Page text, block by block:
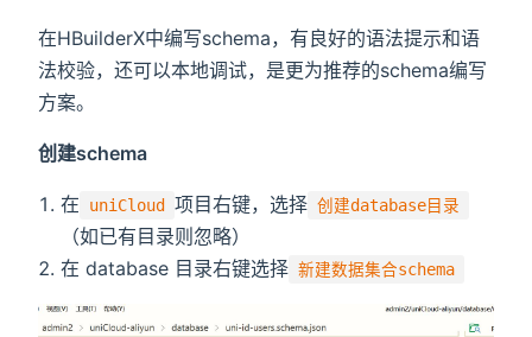
在HBuilderX中编写schema，有良好的语法提示和语
法校验，还可以本地调试，是更为推荐的schema编写
方案。
创建schema
在 uniCloud 项目右键，选择 创建database目录
（如已有目录则忽略）
在 database 目录右键选择 新建数据集合schema